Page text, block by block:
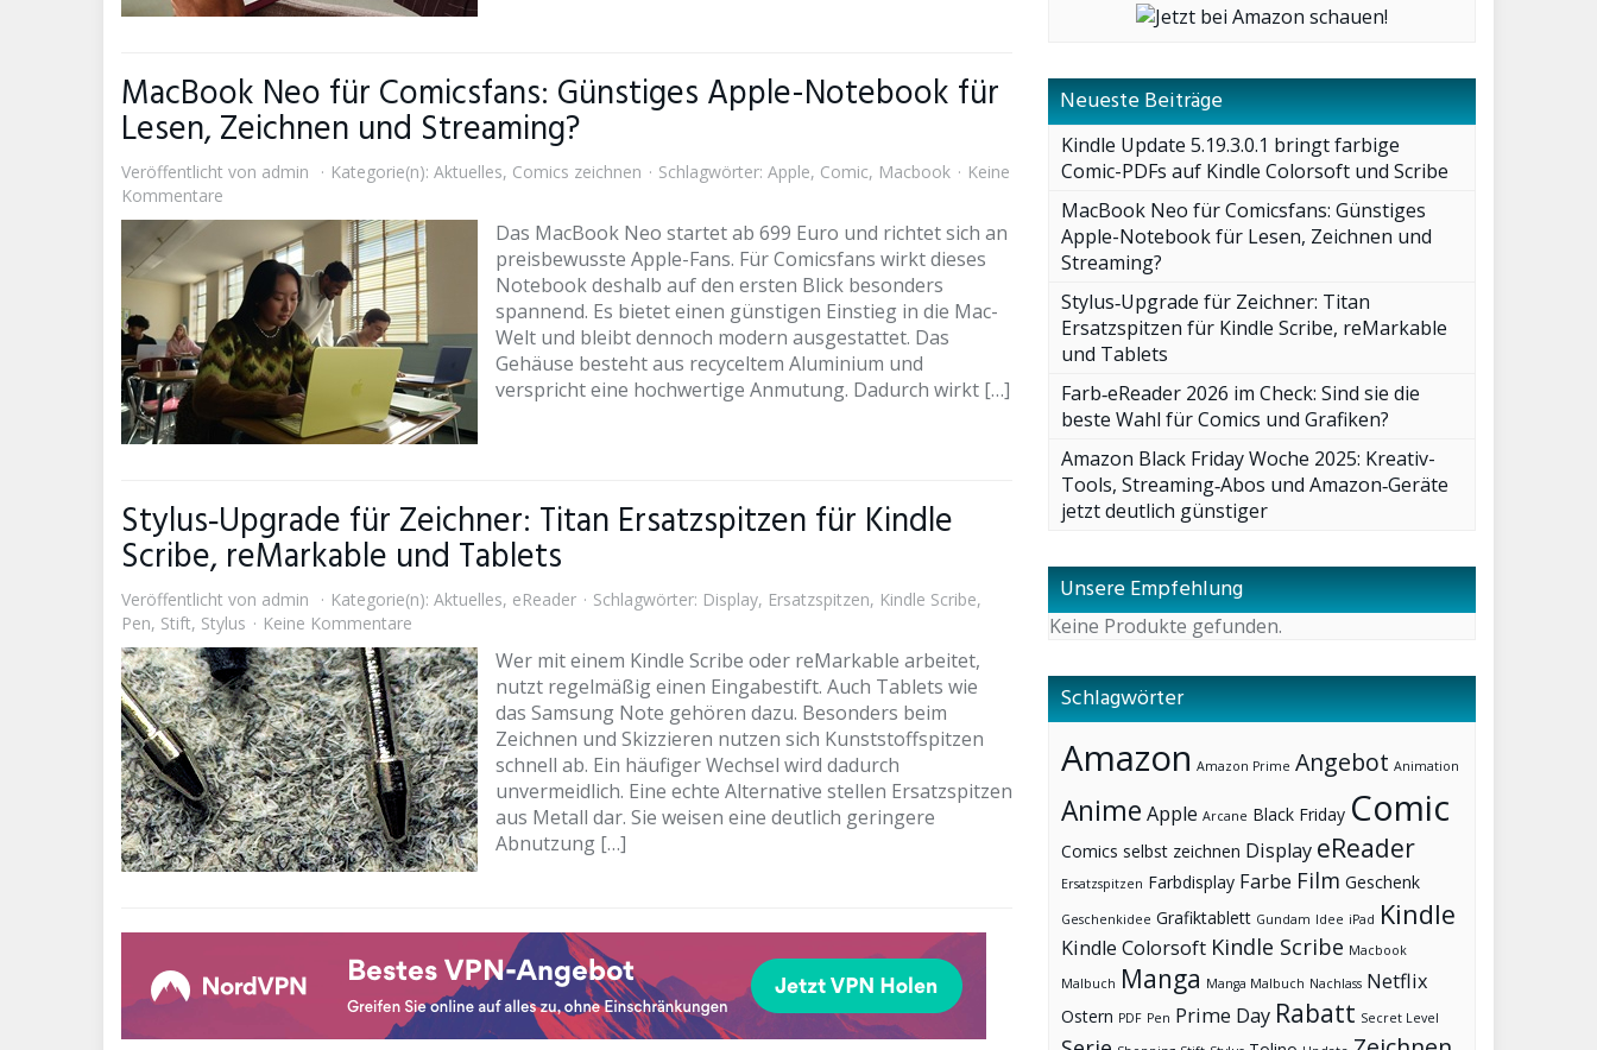
MacBook Neo für Comicsfans: Günstiges Apple-Notebook für
Lesen, Zeichnen und Streaming?
Veröffentlicht von admin Kategorie(n): Aktuelles, Comics zeichnen Schlagwörter: Apple, Comic, Macbook
Keine
Kommentare
Das MacBook Neo startet ab 699 Euro und richtet sich an
preisbewusste Apple-Fans. Für Comicsfans wirkt dieses
Notebook deshalb auf den ersten Blick besonders
spannend. Es bietet einen günstigen Einstieg in die Mac-
Welt und bleibt dennoch modern ausgestattet. Das
Gehäuse besteht aus recyceltem Aluminium und
verspricht eine hochwertige Anmutung. Dadurch wirkt […]
Stylus‑Upgrade für Zeichner: Titan Ersatzspitzen für Kindle
Scribe, reMarkable und Tablets
Veröffentlicht von admin Kategorie(n): Aktuelles, eReader Schlagwörter: Display, Ersatzspitzen, Kindle Scribe,
Pen, Stift, Stylus Keine Kommentare
Wer mit einem Kindle Scribe oder reMarkable arbeitet,
nutzt regelmäßig einen Eingabestift. Auch Tablets wie
das Samsung Note gehören dazu. Besonders beim
Zeichnen und Skizzieren nutzen sich Kunststoffspitzen
schnell ab. Ein häufiger Wechsel wird dadurch
unvermeidlich. Eine echte Alternative stellen Ersatzspitzen
aus Metall dar. Sie weisen eine deutlich geringere
Abnutzung […]
Neueste Beiträge
Kindle Update 5.19.3.0.1 bringt farbige
Comic-PDFs auf Kindle Colorsoft und Scribe
MacBook Neo für Comicsfans: Günstiges
Apple-Notebook für Lesen, Zeichnen und
Streaming?
Stylus‑Upgrade für Zeichner: Titan
Ersatzspitzen für Kindle Scribe, reMarkable
und Tablets
Farb‑eReader 2026 im Check: Sind sie die
beste Wahl für Comics und Grafiken?
Amazon Black Friday Woche 2025: Kreativ-
Tools, Streaming‑Abos und Amazon‑Geräte
jetzt deutlich günstiger
Unsere Empfehlung
Keine Produkte gefunden.
Schlagwörter
Amazon Amazon Prime Angebot Animation
Anime Apple Arcane Black Friday Comic
Comics selbst zeichnen Display eReader
Ersatzspitzen Farbdisplay Farbe Film Geschenk
Geschenkidee Grafiktablett Gundam Idee iPad Kindle
Kindle Colorsoft Kindle Scribe Macbook
Malbuch Manga Manga Malbuch Nachlass Netflix
Ostern PDF Pen Prime Day Rabatt Secret Level